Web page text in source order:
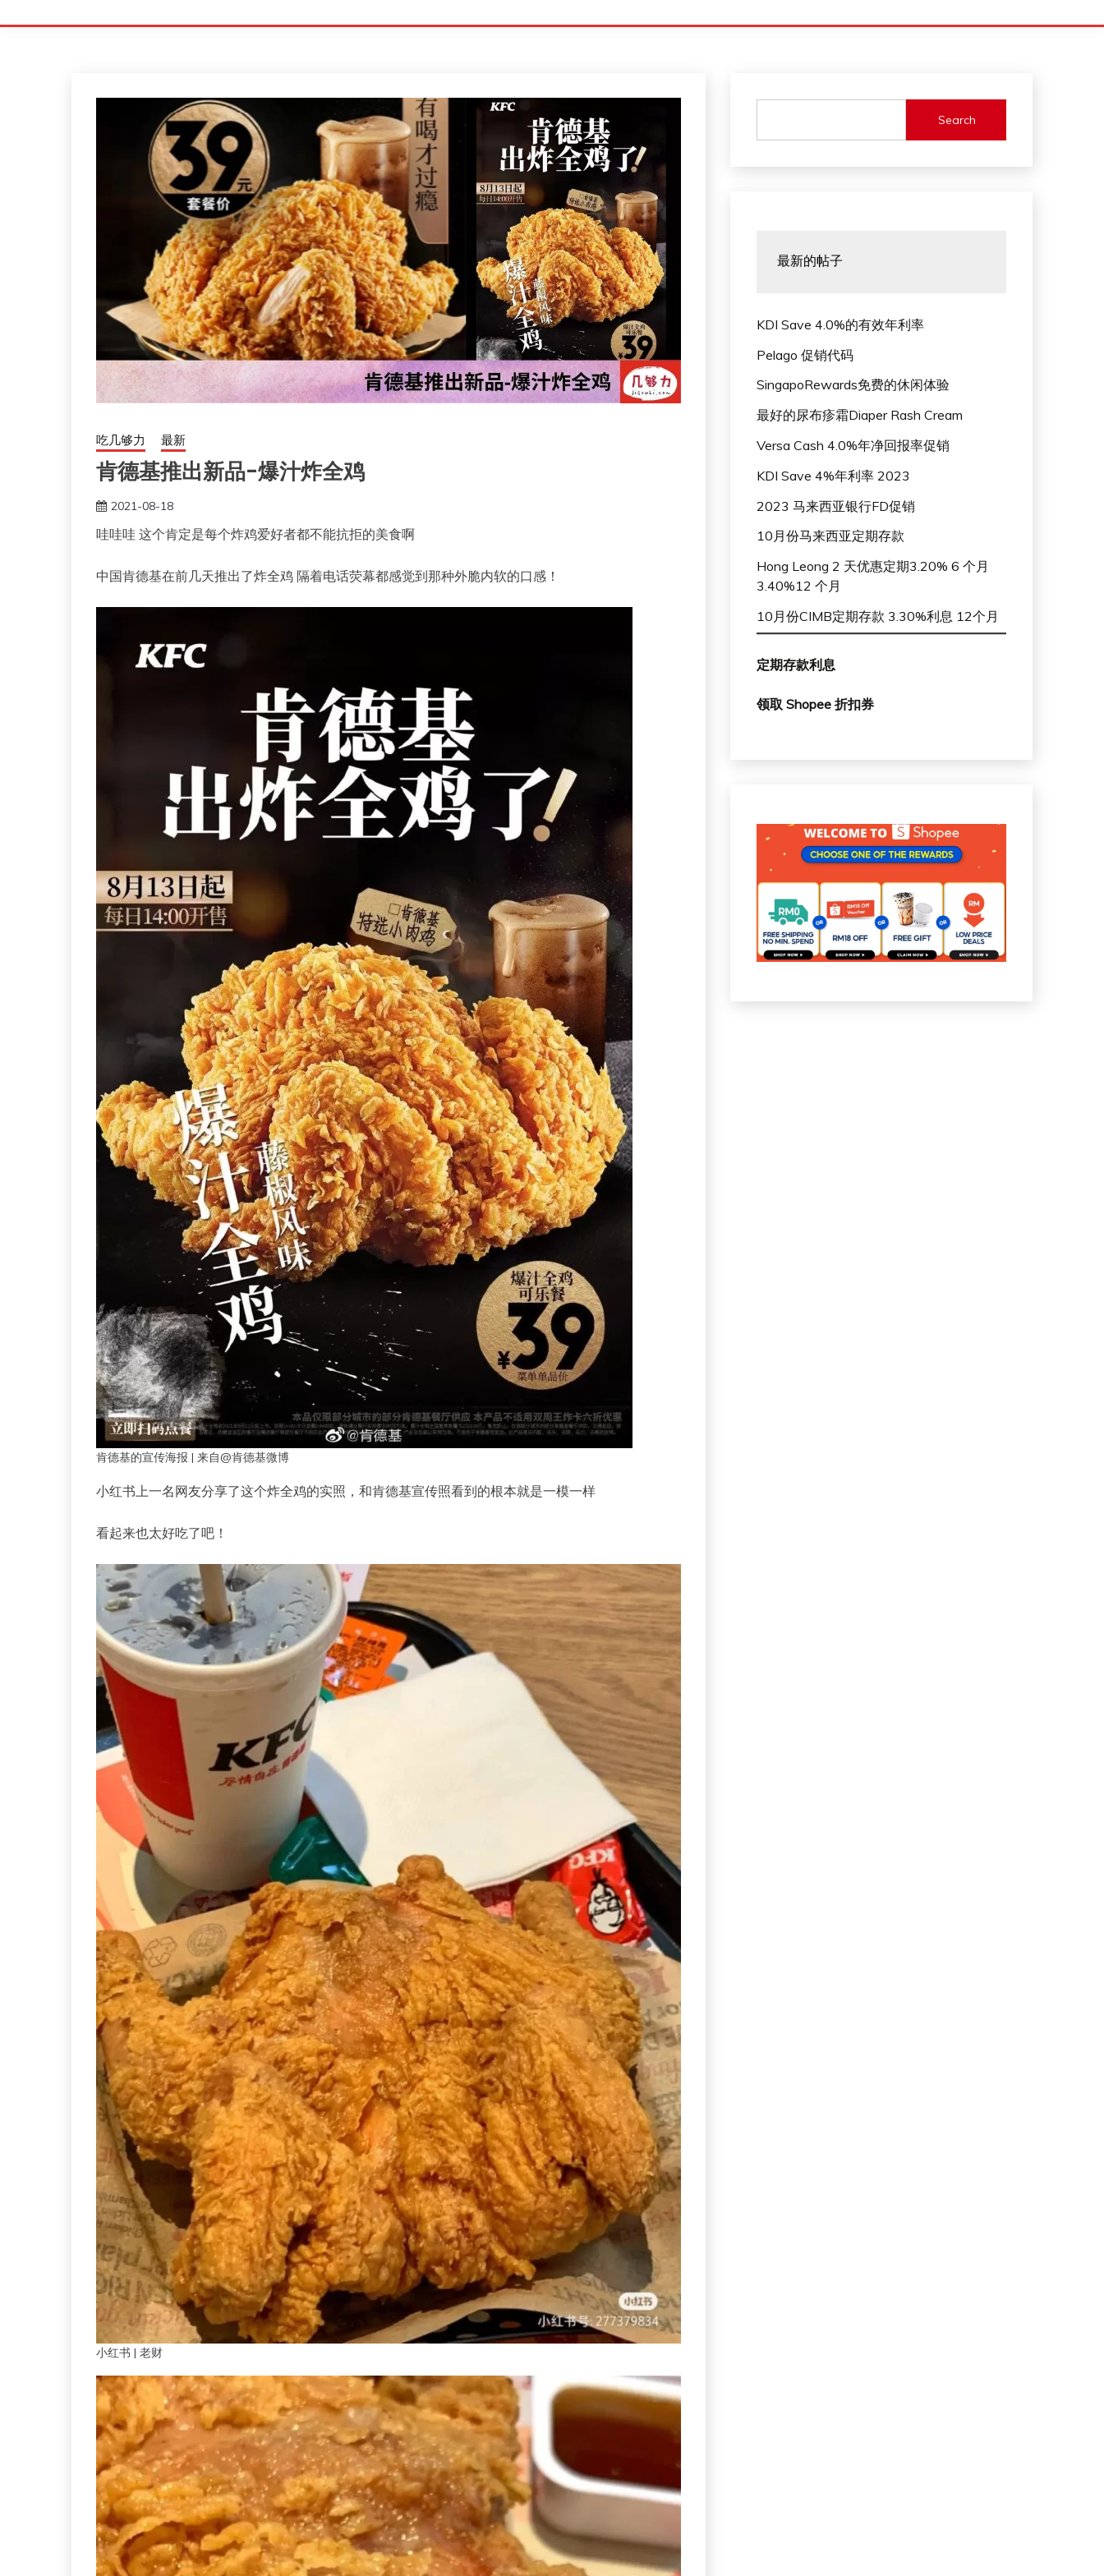
吃几够力 最新
肯德基推出新品-爆汁炸全鸡
2021-08-18
哇哇哇 这个肯定是每个炸鸡爱好者都不能抗拒的美食啊
中国肯德基在前几天推出了炸全鸡 隔着电话荧幕都感觉到那种外脆内软的口感！
肯德基的宣传海报 | 来自@肯德基微博
小红书上一名网友分享了这个炸全鸡的实照，和肯德基宣传照看到的根本就是一模一样
看起来也太好吃了吧！
小红书 | 老财
Search
最新的帖子
KDI Save 4.0%的有效年利率
Pelago 促销代码
SingapoRewards免费的休闲体验
最好的尿布疹霜Diaper Rash Cream
Versa Cash 4.0%年净回报率促销
KDI Save 4%年利率 2023
2023 马来西亚银行FD促销
10月份马来西亚定期存款
Hong Leong 2 天优惠定期3.20% 6 个月
3.40%12 个月
10月份CIMB定期存款 3.30%利息 12个月
定期存款利息
领取 Shopee 折扣券